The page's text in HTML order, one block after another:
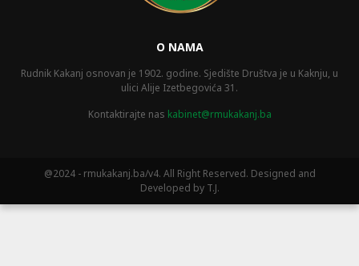
O NAMA
Rudnik Kakanj osnovan je 1902. godine. Sjedište Društva je u Kaknju, u
ulici Alije Izetbegovića 31.
Kontaktirajte nas kabinet@rmukakanj.ba
@2024 - rmukakanj.ba/v4. All Right Reserved. Designed and
Developed by T.J.